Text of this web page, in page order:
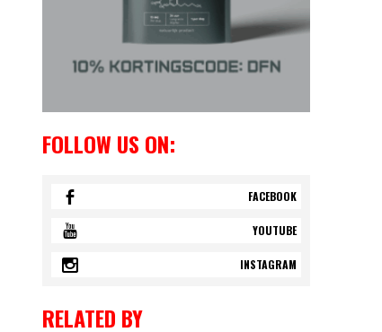
FOLLOW US ON:
FACEBOOK
YOUTUBE
INSTAGRAM
RELATED BY